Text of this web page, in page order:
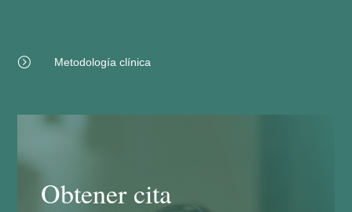
= Metodología clínica
Obtener cita